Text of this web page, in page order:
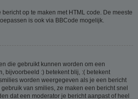
op te maken met HTML code. De meeste
is ook via BBCode mogelijk.
die gebruikt kunnen worden om een
bijvoorbeeld :) betekent blij, :( betekent
worden weergegeven als je een bericht
van smilies, ze maken een bericht snel
dat een moderator je bericht aanpast of heel